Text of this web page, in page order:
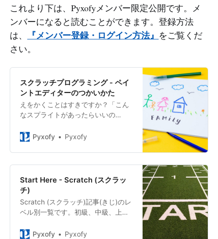
これより下は、Pyxofyメンバー限定公開です。メ
ンバーになると読むことができます。登録方法
は、
『メンバー登録・ログイン方法』 をご覧くだ
さい。
スクラッチプログラミング - ペイ
ントエディターのつかいかた
えをかくことはすきですか？「こん
なスプライトがあったらいいの
か？ペイントエディターのつかいか
Pyxofy Pyxofy
Start Here - Scratch (スクラッ
チ)
Scratch (スクラッチ)記事(きじ)のレ
ベル別一覧です。初級、中級、上
た。Pyxofy Pyxofy